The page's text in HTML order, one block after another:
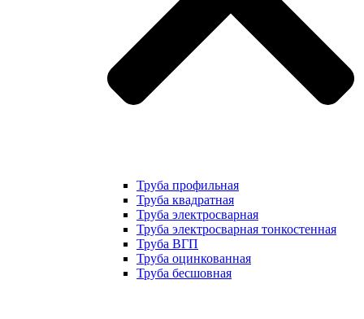
Труба профильная
Труба квадратная
Труба электросварная
Труба электросварная тонкостенная
Труба ВГП
Труба оцинкованная
Труба бесшовная